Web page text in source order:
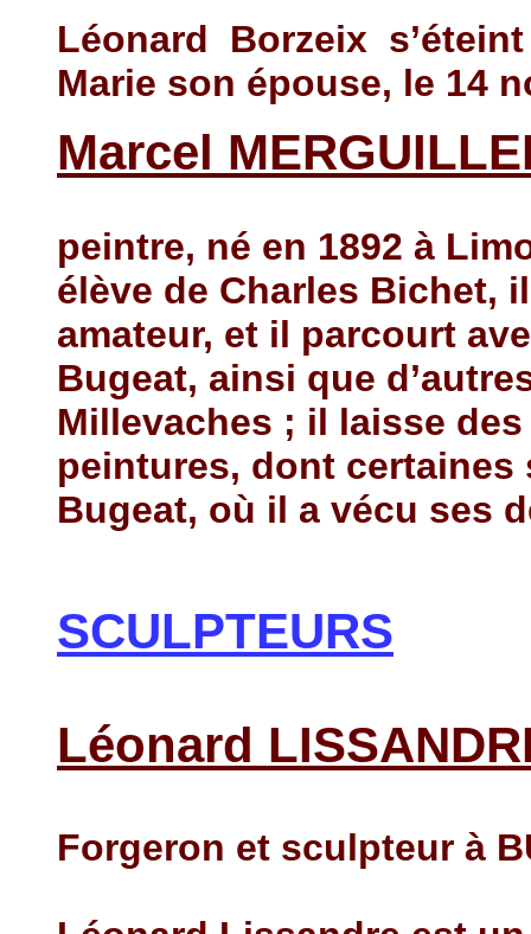
Léonard Borzeix
Marie son épouse, le 14
Marcel
peintre, né en 1892 à
élève de Charles Bichet,
amateur, et il parcourt
Bugeat, ainsi que
Millevaches ; il laisse
peintures, dont certaines
Bugeat, où il a vécu ses
SCULPTEURS
Léonard
Forgeron et sculpteur à